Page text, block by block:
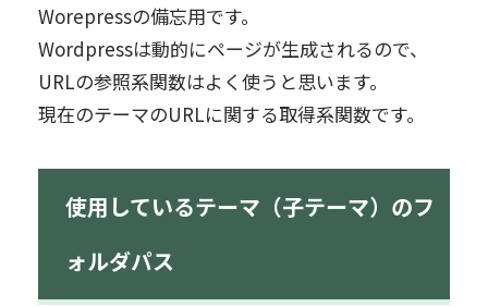
Worepressの備忘用です。
Wordpressは動的にページが生成されるので、
URLの参照系関数はよく使うと思います。
現在のテーマのURLに関する取得系関数です。
使用しているテーマ（子テーマ）のフ
ォルダパス